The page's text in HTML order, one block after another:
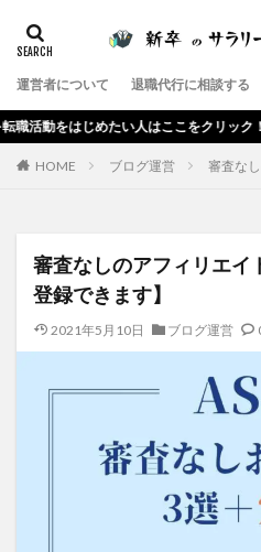
運営者について 退職代行に相談する
たい人はここをクリック！
HOME ブログ運営 審査な
審査なしのアフィリエイ
登録できます】
2021年5月10日 ブログ運営
タグ
サラリーマン 第二新卒
退職代行SARABA
退職代
内定辞退代行
内定辞退
高卒